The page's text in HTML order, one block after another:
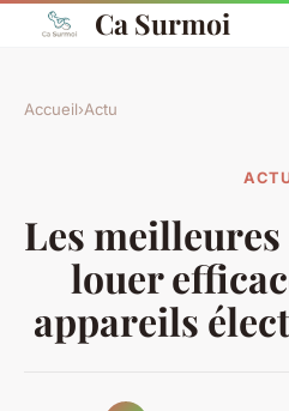
Ca Surmoi
Accueil›Actu
Les
louer
appareils